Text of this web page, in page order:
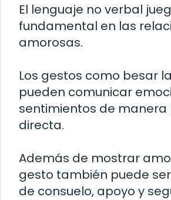
El lenguaje no verbal
fundamental en las
amorosas.
Los gestos como besar
pueden comunicar
sentimientos de manera
directa.
Además de mostrar
gesto también puede
de consuelo, apoyo y